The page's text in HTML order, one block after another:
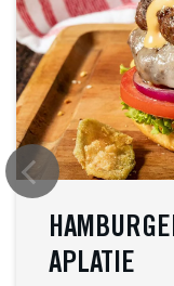
APLATIE